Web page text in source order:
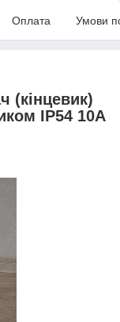
Оплата Умови
(кінцевик)
ІР54 10А